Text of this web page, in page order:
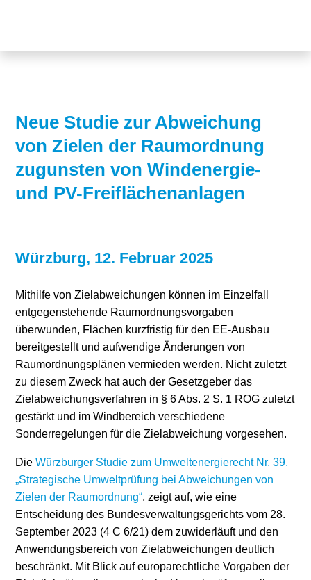
Genehmigungen
Grundsatzfragen
Stromerzeugung
Wärme
Wasserstoff
Blog
Karriere
Über uns
Bibliothek
Newsletter
Infomaterial
Schriften zum
Neue Studie zur Abweichung
von Zielen der Raumordnung
zugunsten von Windenergie-
und PV-Freiflächenanlagen
Würzburg, 12. Februar 2025
Mithilfe von Zielabweichungen können im Einzelfall
entgegenstehende Raumordnungsvorgaben
überwunden, Flächen kurzfristig für den EE-Ausbau
bereitgestellt und aufwendige Änderungen von
Raumordnungsplänen vermieden werden. Nicht zuletzt
zu diesem Zweck hat auch der Gesetzgeber das
Zielabweichungsverfahren in § 6 Abs. 2 S. 1 ROG zuletzt
gestärkt und im Windbereich verschiedene
Sonderregelungen für die Zielabweichung vorgesehen.
Die Würzburger Studie zum Umweltenergierecht Nr. 39,
„Strategische Umweltprüfung bei Abweichungen von
Zielen der Raumordnung“, zeigt auf, wie eine
Entscheidung des Bundesverwaltungsgerichts vom 28.
September 2023 (4 C 6/21) dem zuwiderläuft und den
Anwendungsbereich von Zielabweichungen deutlich
beschränkt. Mit Blick auf europarechtliche Vorgaben der